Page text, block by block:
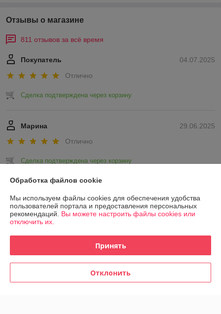
Отзывы о магазине
811 отзывов за всё время
04.07.2025
Покупатель
Отлично
Сделка подтверждена через корзину
29.06.2025
Марина
Отлично
Сделка подтверждена через корзину
Показать все отзывы
О нас
Доставка и оплата
Обработка файлов cookie
Мы используем файлы cookies для обеспечения удобства
пользователей портала и предоставления персональных
рекомендаций. Вы можете настроить файлы cookies или
отключить их.
Принять
Отклонить